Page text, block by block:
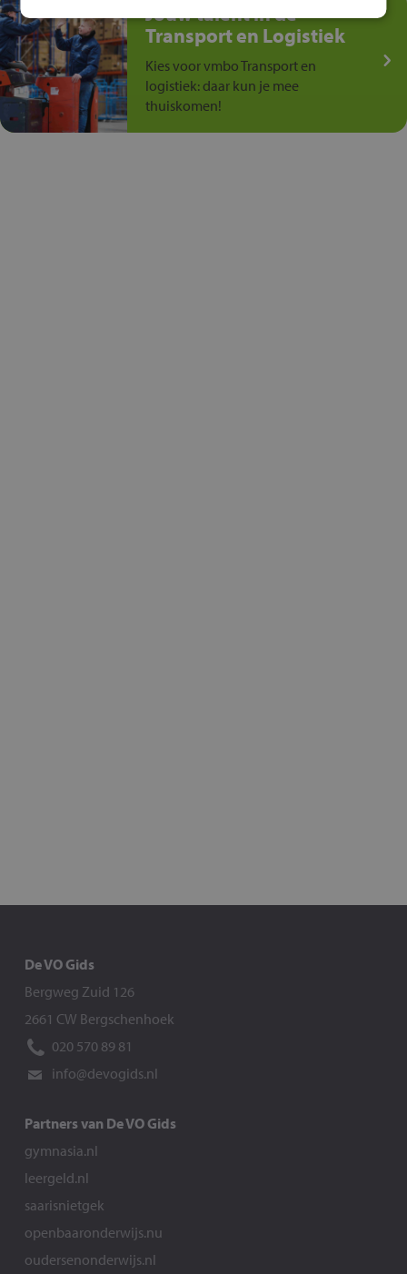
Jouw talent in de
Transport en Logistiek
Kies voor vmbo Transport en
logistiek: daar kun je mee
thuiskomen!
De VO Gids
Bergweg Zuid 126
2661 CW Bergschenhoek
020 570 89 81
info@devogids.nl
Partners van De VO Gids
gymnasia.nl
leergeld.nl
saarisnietgek
openbaaronderwijs.nu
oudersenonderwijs.nl